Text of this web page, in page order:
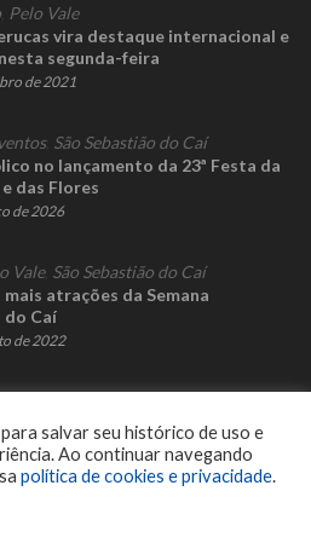
Pelo Vale
vira destaque internacional e
segunda-feira
de 2021
, São Sebastião do Caí
no lançamento da 23ª Festa da
das Flores
de 2026
Vale, São Sebastião do Caí
atrações da Semana
do Caí
de 2022
salvar seu histórico de uso e
Ao continuar navegando
política de cookies e privacidade.